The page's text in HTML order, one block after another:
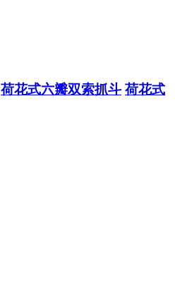
荷花式六瓣双索抓斗 荷花式